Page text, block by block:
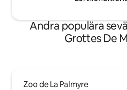
Andra populära
Grottes De
Zoo de La Palmyre